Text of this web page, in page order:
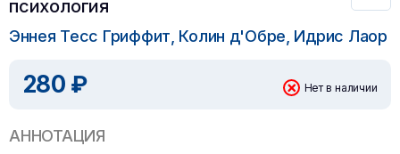
психология
Эннея Тесс Гриффит, Колин д'Обре, Идрис Лаор
280 ₽ Нет в наличии
АННОТАЦИЯ